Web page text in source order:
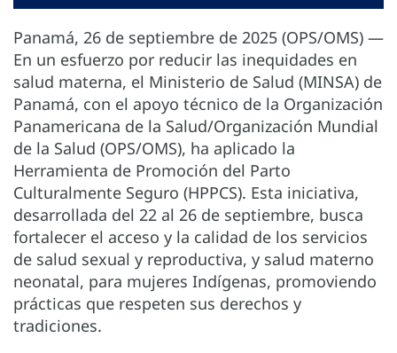
Panamá, 26 de septiembre de 2025 (OPS/OMS) —
En un esfuerzo por reducir las inequidades en
salud materna, el Ministerio de Salud (MINSA) de
Panamá, con el apoyo técnico de la Organización
Panamericana de la Salud/Organización Mundial
de la Salud (OPS/OMS), ha aplicado la
Herramienta de Promoción del Parto
Culturalmente Seguro (HPPCS). Esta iniciativa,
desarrollada del 22 al 26 de septiembre, busca
fortalecer el acceso y la calidad de los servicios
de salud sexual y reproductiva, y salud materno
neonatal, para mujeres Indígenas, promoviendo
prácticas que respeten sus derechos y
tradiciones.